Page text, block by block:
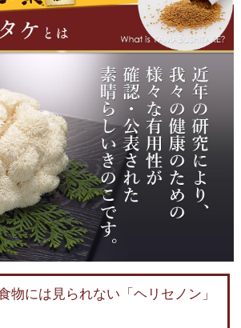
物には見られない「ヘリセノン」